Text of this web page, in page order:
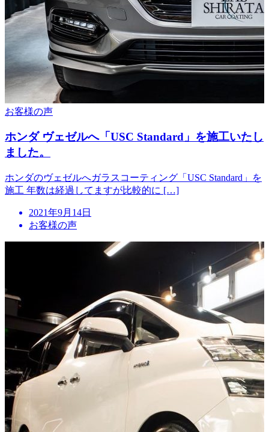
お客様の声
ホンダ ヴェゼルへ「USC Standard」を施工いたし
ました。
ホンダのヴェゼルへガラスコーティング「USC Standard」を
施工 年数は経過してますが比較的に […]
投
稿
2021年9月14日
お客様の声